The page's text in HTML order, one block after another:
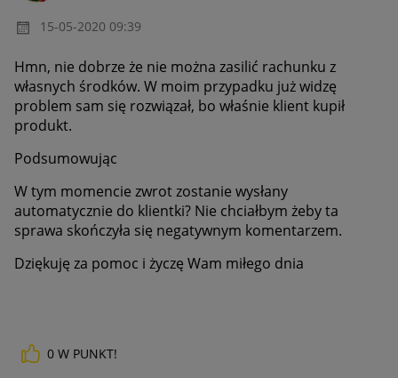
‎15-05-2020 09:39
Hmn, nie dobrze że nie można zasilić rachunku z
własnych środków. W moim przypadku już widzę
problem sam się rozwiązał, bo właśnie klient kupił
produkt.
Podsumowując
W tym momencie zwrot zostanie wysłany
automatycznie do klientki? Nie chciałbym żeby ta
sprawa skończyła się negatywnym komentarzem.
Dziękuję za pomoc i życzę Wam miłego dnia
0 W PUNKT!